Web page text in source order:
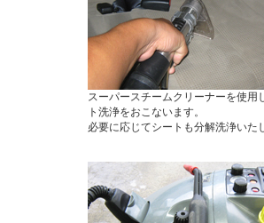
スーパースチームクリーナーを使用
ト洗浄をおこないます。
必要に応じてシートも分解洗浄いた